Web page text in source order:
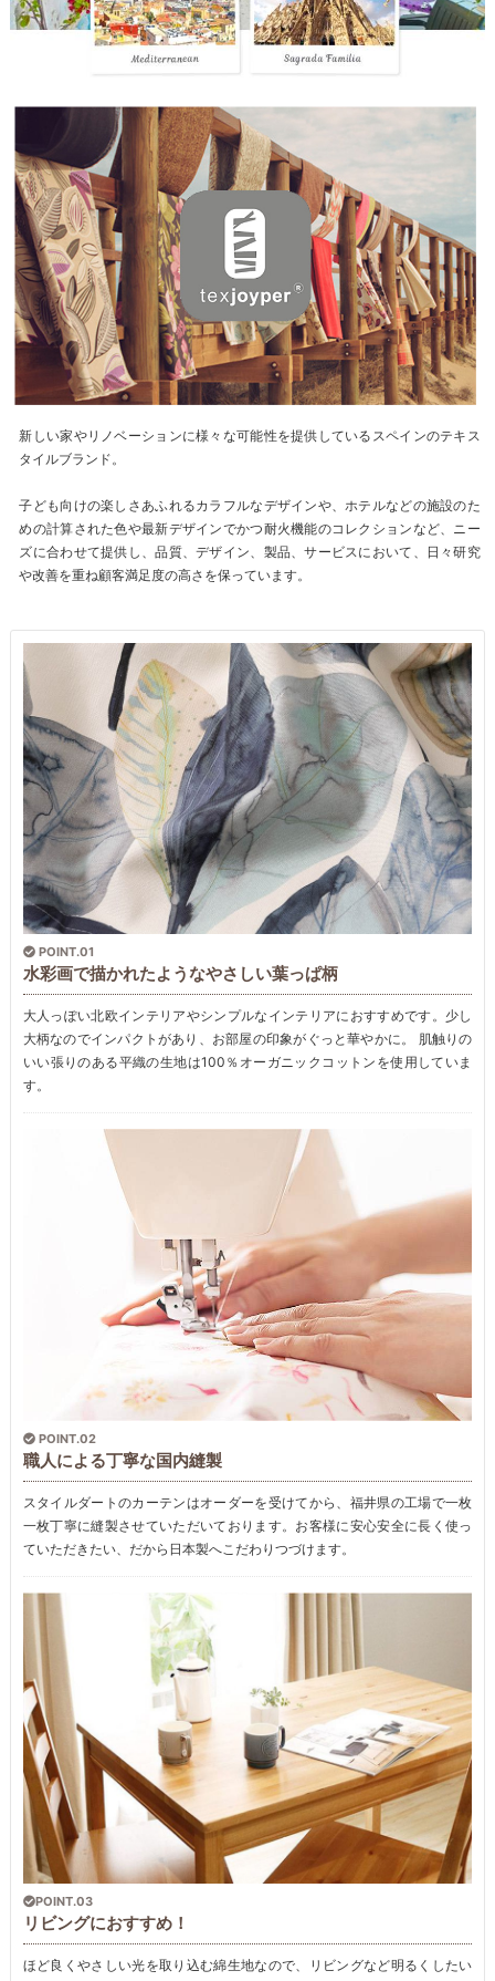
新しい家やリノベーションに様々な可能性を提供しているスペインのテキス
タイルブランド。
子ども向けの楽しさあふれるカラフルなデザインや、ホテルなどの施設のた
めの計算された色や最新デザインでかつ耐火機能のコレクションなど、ニー
ズに合わせて提供し、品質、デザイン、製品、サービスにおいて、日々研究
や改善を重ね顧客満足度の高さを保っています。
POINT.01
水彩画で描かれたようなやさしい葉っぱ柄
大人っぽい北欧インテリアやシンプルなインテリアにおすすめです。少し
大柄なのでインパクトがあり、お部屋の印象がぐっと華やかに。 肌触りの
いい張りのある平織の生地は100％オーガニックコットンを使用していま
す。
POINT.02
職人による丁寧な国内縫製
スタイルダートのカーテンはオーダーを受けてから、福井県の工場で一枚
一枚丁寧に縫製させていただいております。お客様に安心安全に長く使っ
ていただきたい、だから日本製へこだわりつづけます。
POINT.03
リビングにおすすめ！
ほど良くやさしい光を取り込む綿生地なので、リビングなど明るくしたい